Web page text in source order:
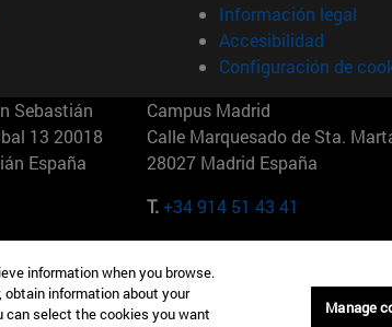
Información legal
Accesibilidad
Configuración de
Sebastián
13 20018
España
Campus Madrid
Calle Marquesado de Sta.
28027 Madrid España
T.+34 914 51 43 41
Nueva York Maria-Theresia-Straße 15
Múnich Alemania
information when you browse.
information about your
can select the cookies you want
Manage